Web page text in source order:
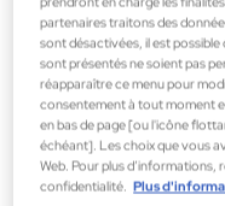
partenaires traitons des
sont désactivées, il est
sont présentés ne soient pas
réapparaître ce menu pour
consentement à tout moment
en bas de page [ou l'icône
échéant]. Les choix que vous
Web. Pour plus
confidentialité. Plus